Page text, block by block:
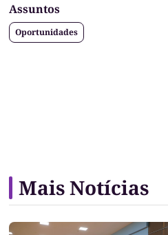
Assuntos
Oportunidades
Mais Notícias